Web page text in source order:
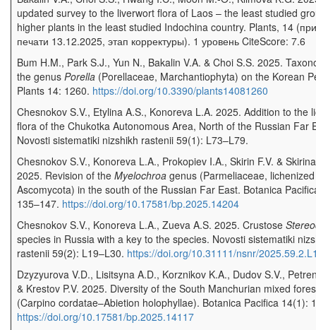
updated survey to the liverwort flora of Laos – the least studied
higher plants in the least studied Indochina country. Plants, 14
печати 13.12.2025, этап корректуры). 1 уровень CiteScore: 7.6
Bum H.M., Park S.J., Yun N., Bakalin V.A. & Choi S.S. 2025.
the genus Porella (Porellaceae, Marchantiophyta) on the Korean
Plants 14: 1260. https://doi.org/10.3390/plants14081260
Chesnokov S.V., Etylina A.S., Konoreva L.A. 2025. Addition to the
flora of the Chukotka Autonomous Area, North of the Russian Far
Novosti sistematiki nizshikh rastenii 59(1): L73–L79.
Chesnokov S.V., Konoreva L.A., Prokopiev I.A., Skirin F.V. &
2025. Revision of the Myelochroa genus (Parmeliaceae, lichenized
Ascomycota) in the south of the Russian Far East. Botanica
135–147. https://doi.org/10.17581/bp.2025.14204
Chesnokov S.V., Konoreva L.A., Zueva A.S. 2025. Crustose
species in Russia with a key to the species. Novosti sistematiki
rastenii 59(2): L19–L30. https://doi.org/10.31111/nsnr/
Dzyzyurova V.D., Lisitsyna A.D., Korznikov K.A., Dudov S.V.,
& Krestov P.V. 2025. Diversity of the South Manchurian mixed
(Carpino cordatae–Abietion holophyllae). Botanica Pacifica 14(1):
https://doi.org/10.17581/bp.2025.14117